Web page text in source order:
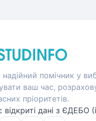
помічник у
ваш час,
пріоритетів.
відкриті дані з ЄДЕБО